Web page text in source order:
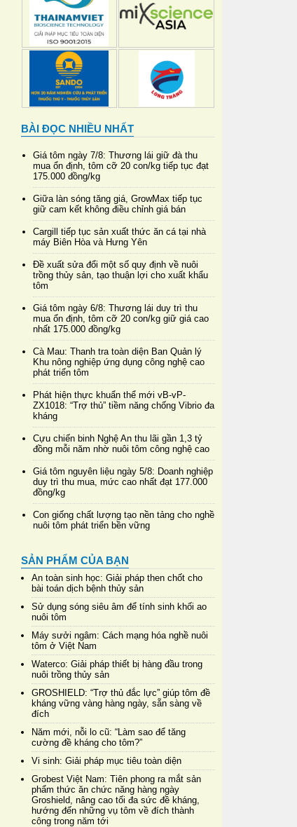
BÀI ĐỌC NHIỀU NHẤT
Giá tôm ngày 7/8: Thương lái giữ đà thu
mua ổn định, tôm cỡ 20 con/kg tiếp tục đạt
175.000 đồng/kg
Giữa làn sóng tăng giá, GrowMax tiếp tục
giữ cam kết không điều chỉnh giá bán
Cargill tiếp tục sản xuất thức ăn cá tại nhà
máy Biên Hòa và Hưng Yên
Đề xuất sửa đổi một số quy định về nuôi
trồng thủy sản, tạo thuận lợi cho xuất khẩu
tôm
Giá tôm ngày 6/8: Thương lái duy trì thu
mua ổn định, tôm cỡ 20 con/kg giữ giá cao
nhất 175.000 đồng/kg
Cà Mau: Thanh tra toàn diện Ban Quản lý
Khu nông nghiệp ứng dụng công nghệ cao
phát triển tôm
Phát hiện thực khuẩn thể mới vB-vP-
ZX1018: “Trợ thủ” tiềm năng chống Vibrio đa
kháng
Cựu chiến binh Nghệ An thu lãi gần 1,3 tỷ
đồng mỗi năm nhờ nuôi tôm công nghệ cao
Giá tôm nguyên liệu ngày 5/8: Doanh nghiệp
duy trì thu mua, mức cao nhất đạt 177.000
đồng/kg
Con giống chất lượng tạo nền tảng cho nghề
nuôi tôm phát triển bền vững
SẢN PHẨM CỦA BẠN
An toàn sinh học: Giải pháp then chốt cho
bài toán dịch bệnh thủy sản
Sử dụng sóng siêu âm để tính sinh khối ao
nuôi tôm
Máy sưởi ngâm: Cách mạng hóa nghề nuôi
tôm ở Việt Nam
Waterco: Giải pháp thiết bị hàng đầu trong
nuôi trồng thủy sản
GROSHIELD: “Trợ thủ đắc lực” giúp tôm đề
kháng vững vàng hàng ngày, sẵn sàng về
đích
Năm mới, nỗi lo cũ: “Làm sao để tăng
cường đề kháng cho tôm?”
Vi sinh: Giải pháp mục tiêu toàn diện
Grobest Việt Nam: Tiên phong ra mắt sản
phẩm thức ăn chức năng hàng ngày
Groshield, nâng cao tối đa sức đề kháng,
hướng đến những vụ tôm về đích thành
công trong năm tới